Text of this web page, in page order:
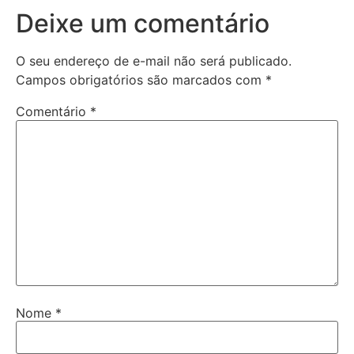
Deixe um comentário
O seu endereço de e-mail não será publicado.
Campos obrigatórios são marcados com *
Comentário *
Nome *